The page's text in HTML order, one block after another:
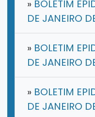
» BOLETIM
DE JANEIRO
» BOLETIM
DE JANEIRO
» BOLETIM
DE JANEIRO